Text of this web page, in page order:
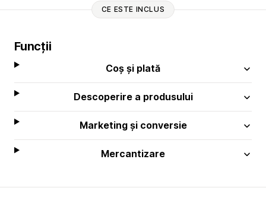
CE ESTE INCLUS
Funcții
Coș și plată
Descoperire a produsului
Marketing și conversie
Mercantizare